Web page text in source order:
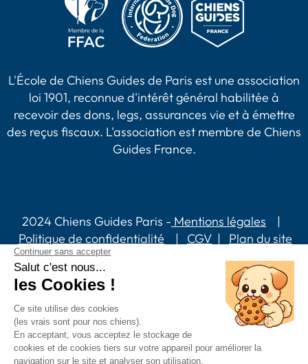
L'École de Chiens Guides de Paris est une association
loi 1901, reconnue d'intérêt général habilitée à
recevoir des dons, legs, assurances vie et à émettre
des reçus fiscaux. L'association est membre de Chiens
Guides France.
2024 Chiens Guides Paris - Mentions légales |
Politique de confidentialité | CGV | Plan du site
Accessibilité : partiellement conforme